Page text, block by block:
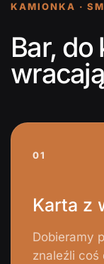
KAMIONKA ·
Bar,
01
Karta z
Dobieramy
znaleźli coś